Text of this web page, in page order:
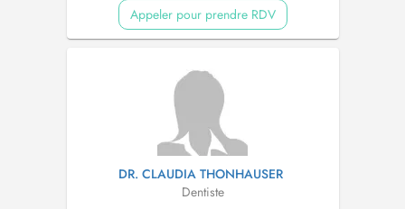
Appeler pour prendre RDV
DR. CLAUDIA THONHAUSER
Dentiste